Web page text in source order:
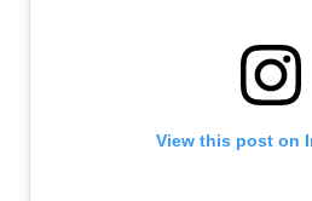
View this post on